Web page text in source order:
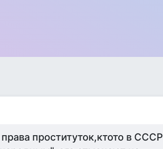
проституток,ктото в СССР